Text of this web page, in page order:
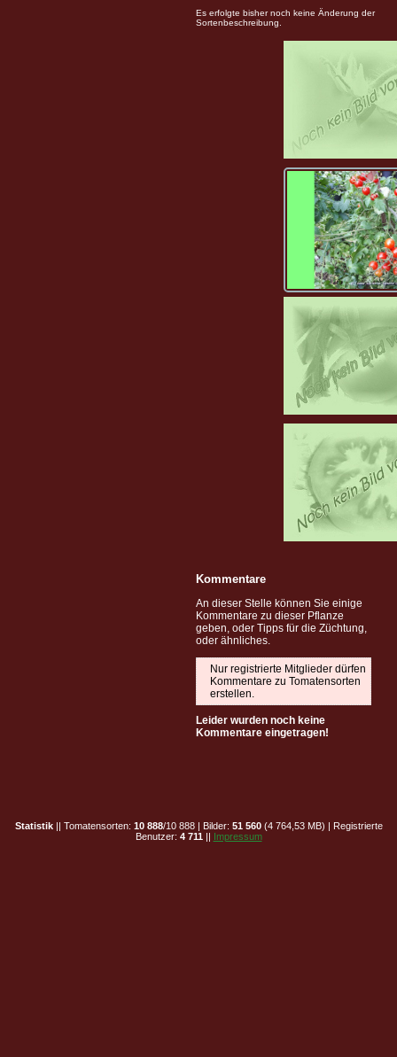
Es erfolgte bisher noch keine Änderung der
Sortenbeschreibung.
Kommentare
An dieser Stelle können Sie einige
Kommentare zu dieser Pflanze
geben, oder Tipps für die Züchtung,
oder ähnliches.
Nur registrierte Mitglieder dürfen
Kommentare zu Tomatensorten
erstellen.
Leider wurden noch keine
Kommentare eingetragen!
Statistik|| Tomatensorten: 10 888/10 888 | Bilder: 51 560(4 764,53 MB) | Registrierte
Benutzer: 4 711 || Impressum